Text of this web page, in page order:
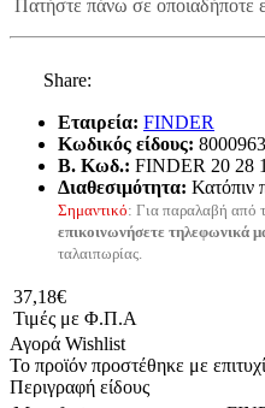
Πατήστε πάνω σε οποιαδήποτε
Share:
Εταιρεία: FINDER
Κωδικός είδους:
B. Κωδ.: FINDER 20 28
Διαθεσιμότητα: Κατόπιν
Σημαντικό: Για παραλαβή από
επικοινωνήσετε τηλεφωνικά
ταλαιπωρίας.
37,18€
Τιμές με Φ.Π.Α
Αγορά Wishlist
Το προϊόν προστέθηκε με
Περιγραφή είδους